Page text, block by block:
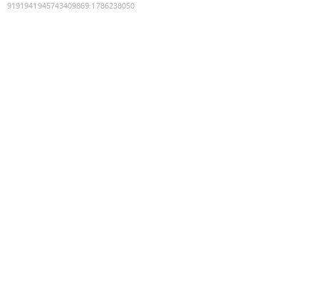
9191941945743409869:1786238050